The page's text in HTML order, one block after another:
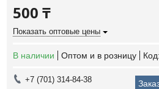
500 ₸
Показать оптовые цены
В наличии Оптом и в розницу Код:
+7 (701) 314-84-38